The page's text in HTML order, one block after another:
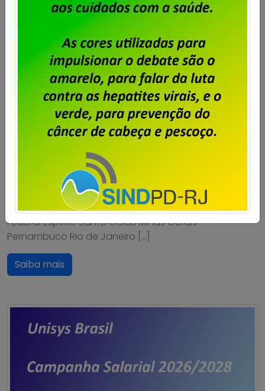
Unisys Brasil – Proposta da
empresa é aprovada e campanha
salarial é encerrada
Publicado porImprensaem23/07/2026.
A Campanha Salarial 2026/2028 dos trabalhadores e
trabalhadoras da Unisys Brasil está encerrada, com a
aprovação, em assembleias realizadas pelos
estados, da proposta apresentada pela empresa.
Confira os estados que aprovaram a proposta,
através de assembleias realizadas com os
trabalhadores e trabalhadoras: Bahia Ceará Distrito
Federal Espírito Santo Goiás Minas Gerais
Pernambuco Rio de Janeiro […]
Saiba mais